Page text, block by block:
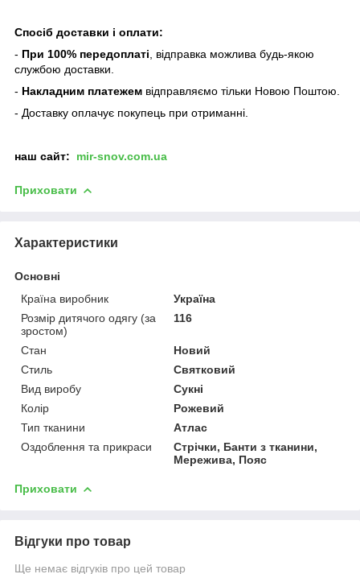
Спосіб доставки і оплати:
- При 100% передоплаті , відправка можлива будь-якою
службою доставки.
- Накладним платежем відправляємо тільки Новою Поштою.
- Доставку оплачує покупець при отриманні.
наш сайт: mir-snov.com.ua
Приховати
Характеристики
Основні
Країна виробник
Україна
Розмір дитячого одягу (за
зростом)
116
Стан
Новий
Стиль
Святковий
Вид виробу
Сукні
Колір
Рожевий
Тип тканини
Атлас
Оздоблення та прикраси
Стрічки, Банти з тканини,
Мережива, Пояс
Приховати
Відгуки про товар
Ще немає відгуків про цей товар